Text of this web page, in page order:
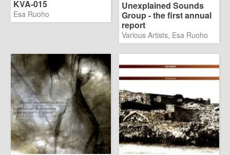
KVA-015
Esa Ruoho
Unexplained Sounds
Group - the first annual
report
Various Artists, Esa Ruoho